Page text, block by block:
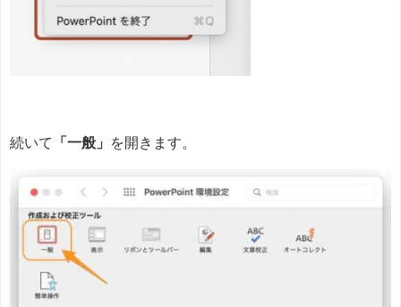
続いて 「一般」 を開きます。